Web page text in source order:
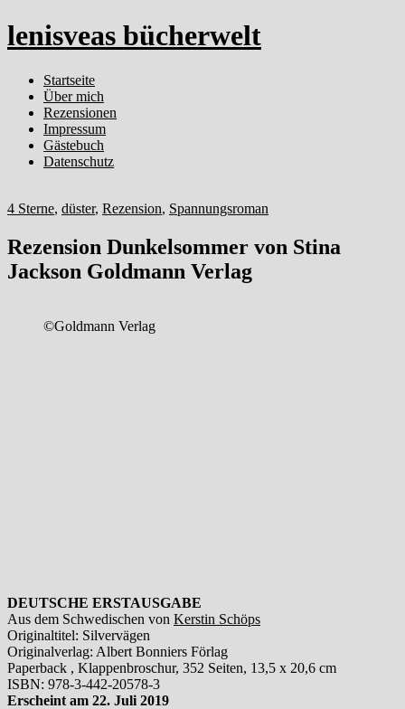
lenisveas bücherwelt
Startseite
Über mich
Rezensionen
Impressum
Gästebuch
Datenschutz
4 Sterne, düster, Rezension, Spannungsroman
Rezension Dunkelsommer von Stina
Jackson Goldmann Verlag
©Goldmann Verlag
DEUTSCHE ERSTAUSGABE
Aus dem Schwedischen von Kerstin Schöps
Originaltitel: Silvervägen
Originalverlag: Albert Bonniers Förlag
Paperback , Klappenbroschur, 352 Seiten, 13,5 x 20,6 cm
ISBN: 978-3-442-20578-3
Erscheint am 22. Juli 2019